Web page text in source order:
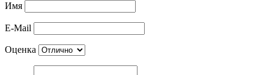
Имя
E-Mail
Оценка